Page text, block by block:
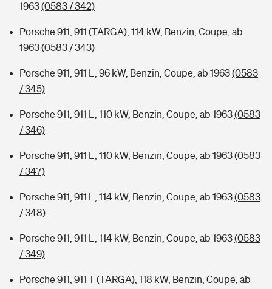
1963(0583 / 342)
Porsche 911, 911 (TARGA), 114 kW, Benzin, Coupe, ab
1963(0583 / 343)
Porsche 911, 911 L, 96 kW, Benzin, Coupe, ab 1963(0583
/ 345)
Porsche 911, 911 L, 110 kW, Benzin, Coupe, ab 1963(0583
/ 346)
Porsche 911, 911 L, 110 kW, Benzin, Coupe, ab 1963(0583
/ 347)
Porsche 911, 911 L, 114 kW, Benzin, Coupe, ab 1963(0583
/ 348)
Porsche 911, 911 L, 114 kW, Benzin, Coupe, ab 1963(0583
/ 349)
Porsche 911, 911 T (TARGA), 118 kW, Benzin, Coupe, ab